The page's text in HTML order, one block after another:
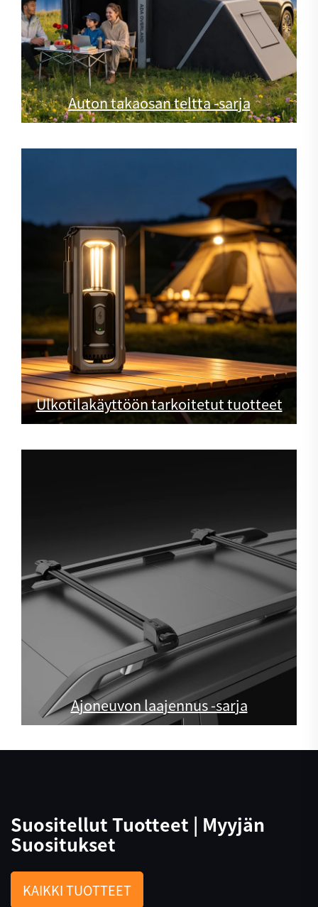
Auton takaosan teltta -sarja
Ulkotilakäyttöön tarkoitetut tuotteet
Ajoneuvon laajennus -sarja
Suositellut Tuotteet | Myyjän
Suositukset
KAIKKI TUOTTEET